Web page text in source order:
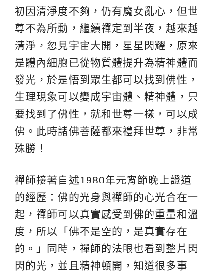
初因清淨度不夠，仍有魔女亂心，但世
尊不為所動，繼續禪定到半夜，越來越
清淨，忽見宇宙大開，星星閃耀，原來
是體內細胞已從物質體提升為精神體而
發光，於是悟到眾生都可以找到佛性，
生理現象可以變成宇宙體、精神體，只
要找到了佛性，就和世尊一樣，可以成
佛。此時諸佛菩薩都來禮拜世尊，非常
殊勝！
禪師接著自述1980年元宵節晚上證道
的經歷：佛的光身與禪師的心光合在一
起，禪師可以真實感受到佛的重量和溫
度，所以「佛不是空的，是真實存在
的。」同時，禪師的法眼也看到整片閃
閃的光，並且精神頓開，知道很多事